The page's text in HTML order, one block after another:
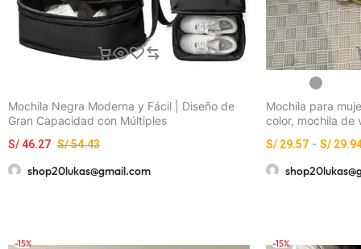
Mochila Negra Moderna y Fácil | Diseño de
Gran Capacidad con Múltiples
Desplazamiento Diario y Viajes, Unisex,
Ligera y Duradera, Perfecta para Estudiantes
y Trabajadores de Oficina
S/54.43
S/46.27
shop20lukas@gmail.com
Mochila para
color, mochila de
estudiante de
multifuncional de
bolsa de tela de
S/ 29.57 - S/
-15% -15%